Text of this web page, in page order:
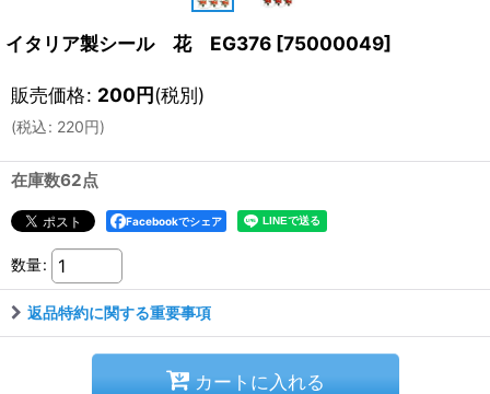
イタリア製シール 花 EG376 [75000049]
販売価格: 200円(税別)
(税込: 220円)
在庫数62点
Facebookでシェア
数量:
返品特約に関する重要事項
カートに入れる